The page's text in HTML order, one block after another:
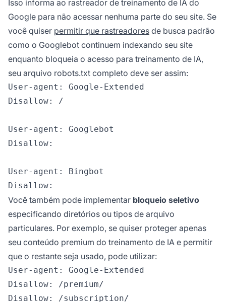
Isso informa ao rastreador de treinamento de IA do
Google para não acessar nenhuma parte do seu site. Se
você quiser permitir que rastreadores de busca padrão
como o Googlebot continuem indexando seu site
enquanto bloqueia o acesso para treinamento de IA,
seu arquivo robots.txt completo deve ser assim:
User-agent: Google-Extended
Disallow: /
User-agent: Googlebot
Disallow:
User-agent: Bingbot
Você também pode implementar bloqueio seletivo
especificando diretórios ou tipos de arquivo
particulares. Por exemplo, se quiser proteger apenas
seu conteúdo premium do treinamento de IA e permitir
que o restante seja usado, pode utilizar:
User-agent: Google-Extended
Disallow: /premium/
Disallow: /subscription/